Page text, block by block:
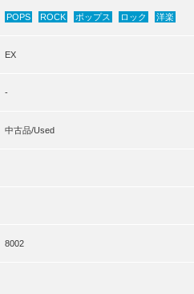
POPS ROCK ポップス ロック 洋楽
EX
-
中古品/Used
8002